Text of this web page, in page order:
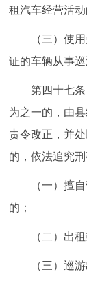
租汽车经营活动
（三）使用
证的车辆从事
第四十七条
为之一的，由
责令改正，并
的，依法追究刑
（一）擅自
的；
（二）出租或
（三）巡游出